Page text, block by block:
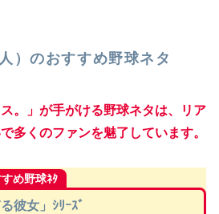
）のおすすめ野球ネタ
。
」が手がける野球ネタは、リア
多くのファンを魅了しています。
め野球ﾈﾀ
彼女」ｼﾘｰｽﾞ